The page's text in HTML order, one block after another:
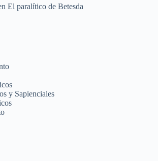
El paralítico de Betesda
y Sapienciales